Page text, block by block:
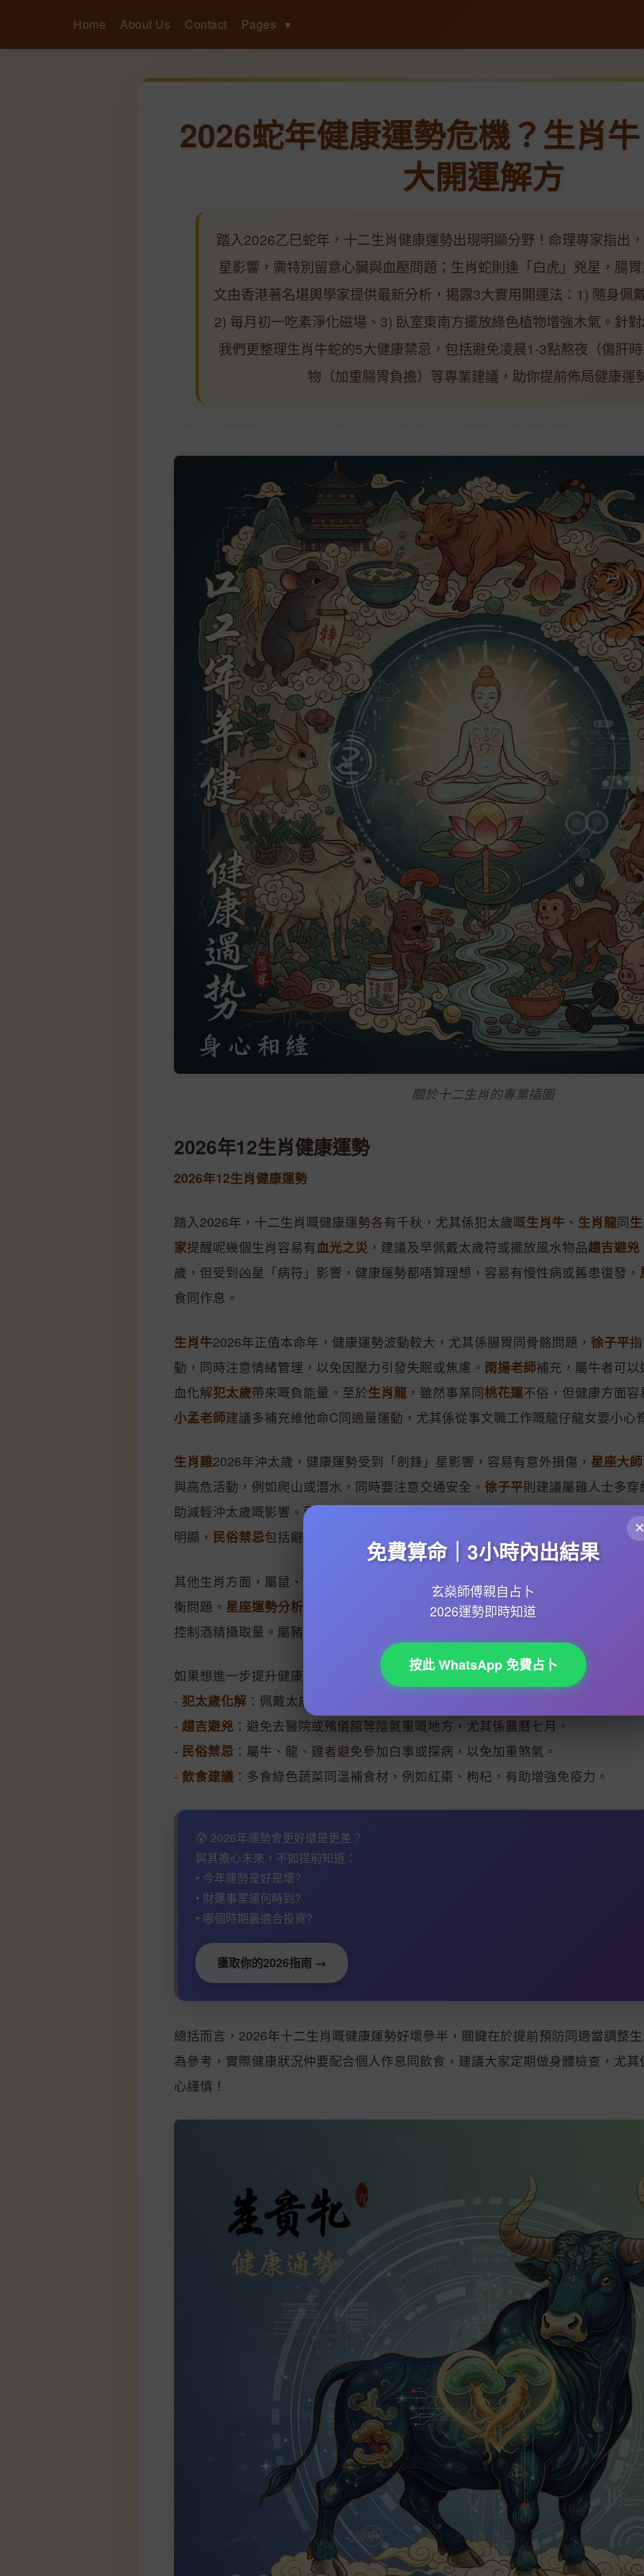
Home About Us Contact Pages ▼
2026蛇年健康運勢危機？生肖
大開運解方
踏入2026乙巳蛇年，十二生肖健康運勢出現明顯分野！命理專家指出
星影響，需特別留意心臟與血壓問題；生肖蛇則逢「白虎」兇星，腸
文由香港著名堪輿學家提供最新分析，揭露3大實用開運法：1) 隨身佩
2) 每月初一吃素淨化磁場、3) 臥室東南方擺放綠色植物增強木氣。針
我們更整理生肖牛蛇的5大健康禁忌，包括避免凌晨1-3點熬夜（傷肝
物（加重腸胃負擔）等專業建議，助你提前佈局健康運
關於十二生肖的專業插圖
2026年12生肖健康運勢
2026年12生肖健康運勢
踏入2026年，十二生肖嘅健康運勢各有千秋，尤其係犯太歲嘅生肖牛 、 生肖龍同
家提醒呢幾個生肖容易有血光之災 ，建議及早佩戴太歲符或擺放風水物品趨吉避兇
歲，但受到凶星「病符」影響，健康運勢都唔算理想，容易有慢性病或舊患復發，
食同作息。
生肖牛2026年正值本命年，健康運勢波動較大，尤其係腸胃同骨骼問題， 徐子平
動，同時注意情緒管理，以免因壓力引發失眠或焦慮。 雨揚老師補充，屬牛者可
血化解犯太歲帶來嘅負能量。至於生肖龍 ，雖然事業同桃花運不俗，但健康方面
小孟老師建議多補充維他命C同適量運動，尤其係從事文職工作嘅龍仔龍女要小心
生肖雞2026年沖太歲，健康運勢受到「劍鋒」星影響，容易有意外損傷， 星座大
與高危活動，例如爬山或潛水，同時要注意交通安全。 徐子平則建議屬雞人士多
助減輕沖太歲嘅影響。而生肖蛇雖然無犯太歲，但受到「病符」星困擾，尤其係
明顯， 民俗禁忌包括避免去陰氣重嘅地方，同埋減少食生冷食物。
其他生肖方面，屬鼠、虎、兔、馬、羊、猴、狗、豬嘅健康運勢相對平穩，但都
衡問題。 星座運勢分析 指出，屬馬同屬猴人士2026年感情運勢較旺，但容易因應
控制酒精攝取量。屬豬者則要留意心血管健康，尤其係中年以上人士最好定期做身
如果想進一步提升健康運勢，可以參考以下命理解析建議：
- 犯太歲化解 ：佩戴太歲符、參加化太歲法事或擺放銅製擺件。
- 趨吉避兇 ：避免去醫院或殯儀館等陰氣重嘅地方，尤其係農曆七月。
- 民俗禁忌 ：屬牛、龍、雞者避免參加白事或探病，以免加重煞氣。
- 飲食建議 ：多食綠色蔬菜同溫補食材，例如紅棗、枸杞，有助增強免疫力。
😰 2026年運勢會更好還是更差？
與其擔心未來，不如提前知道：
• 今年運勢是好是壞?
• 財運事業運何時到?
• 哪個時期最適合投資?
獲取你的2026指南 →
總括而言，2026年十二生肖嘅健康運勢好壞參半，關鍵在於提前預防同適當調整
為參考，實際健康狀況仲要配合個人作息同飲食，建議大家定期做身體檢查，尤其
心謹慎！
×
免費算命｜3小時內出結果
玄燊師傅親自占卜
2026運勢即時知道
按此 WhatsApp 免費占卜